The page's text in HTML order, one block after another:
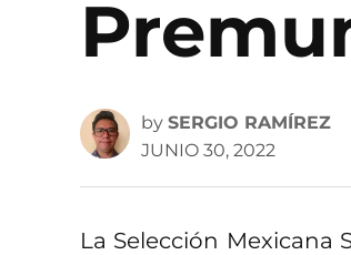
by SERGIO RAMÍREZ
JUNIO 30, 2022
La Selección Mexicana